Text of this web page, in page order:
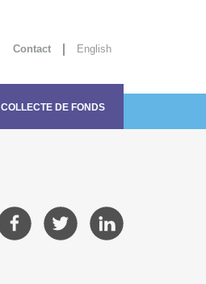
Contact English
COLLECTE DE FONDS